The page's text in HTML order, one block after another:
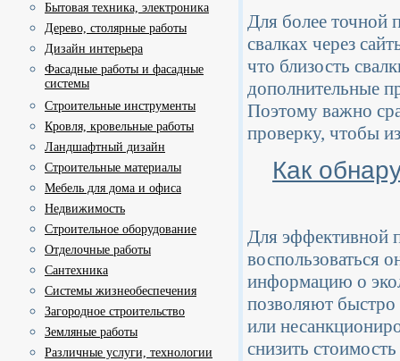
Бытовая техника, электроника
Дерево, столярные работы
Дизайн интерьера
Фасадные работы и фасадные
системы
Строительные инструменты
Кровля, кровельные работы
Ландшафтный дизайн
Строительные материалы
Мебель для дома и офиса
Недвижимость
Строительное оборудование
Отделочные работы
Сантехника
Системы жизнеобеспечения
Загородное строительство
Земляные работы
Различные услуги, технологии
Для более точной
свалках через
что близость
дополнительные
Поэтому важно
проверку, чтобы
Как
Для эффективной
воспользоваться
информацию о
позволяют
или
снизить